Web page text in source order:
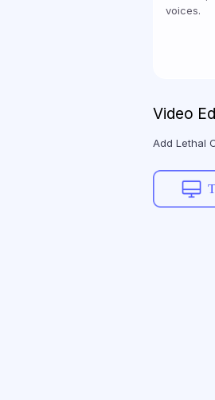
voices.
Video
Add Lethal